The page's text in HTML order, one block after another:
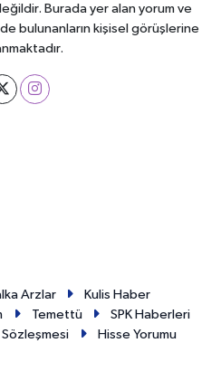
Burada yer alan yorum ve
bulunanların kişisel görüşlerine
Arzlar
Kulis Haber
Temettü
SPK Haberleri
Sözleşmesi Hisse Yorumu